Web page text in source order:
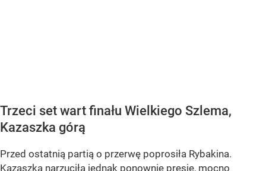
Trzeci set wart finału Wielkiego Szlema,
Kazaszka górą
Przed ostatnią partią o przerwę poprosiła Rybakina.
Kazaszka narzuciła jednak ponownie presję, mocno